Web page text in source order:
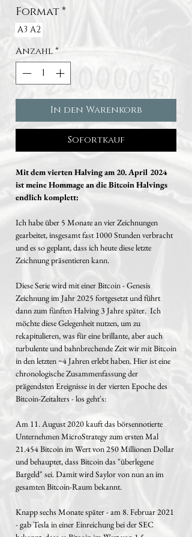
Format*
A3 A2
Anzahl*
In den Warenkorb
Sofortkauf
Mit dem vierten Halving am 20. April 2024
ist meine Hommage an die Bitcoin Halvings
endlich komplett:
Ich habe über 5 Monate an vier Zeichnungen
gearbeitet, insgesamt fast 1000 Stunden verbracht
und es so geplant, dass ich heute diese letzte
Zeichnung präsentieren kann.
Diese Serie wird mit einer Bitcoin - Genesis
Zeichnung im Jahr 2025 fortgesetzt und führt
dann zum fünften Halving 3 Jahre später. Ich
möchte diese Gelegenheit nutzen, um zu
rekapitulieren, was für eine brillante, aber auch
turbulente und bahnbrechende Zeit wir mit Bitcoin
in den letzten ~4 Jahren erlebt haben. Hier ist eine
chronologische Zusammenfassung der
prägendsten Ereignisse in der vierten Epoche des
Bitcoin-Zeitalters - los geht's:
Am 11. August 2020 kauft das börsennotierte
Unternehmen MicroStrategy zum ersten Mal
21.454 Bitcoin im Wert von 250 Millionen Dollar
und behauptet, dass Bitcoin das "überlegene
Bargeld" sei. Damit wird Saylor von nun an im
gesamten Bitcoin-Raum bekannt.
Knapp sechs Monate später - am 8. Februar 2021
- gab Tesla in einer Einreichung bei der SEC